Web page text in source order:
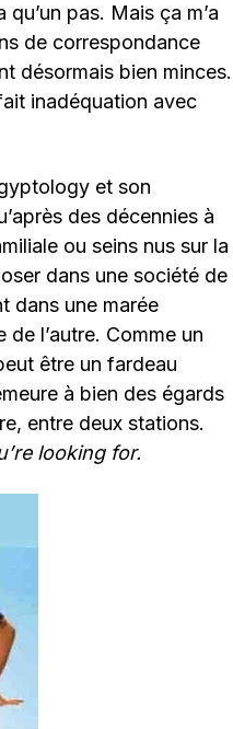
pas. Mais ça m’a
de correspondance
désormais bien minces.
inadéquation avec
et son
des décennies à
ou seins nus sur la
dans une société de
dans une marée
l’autre. Comme un
être un fardeau
à bien des égards
entre deux stations.
looking for.